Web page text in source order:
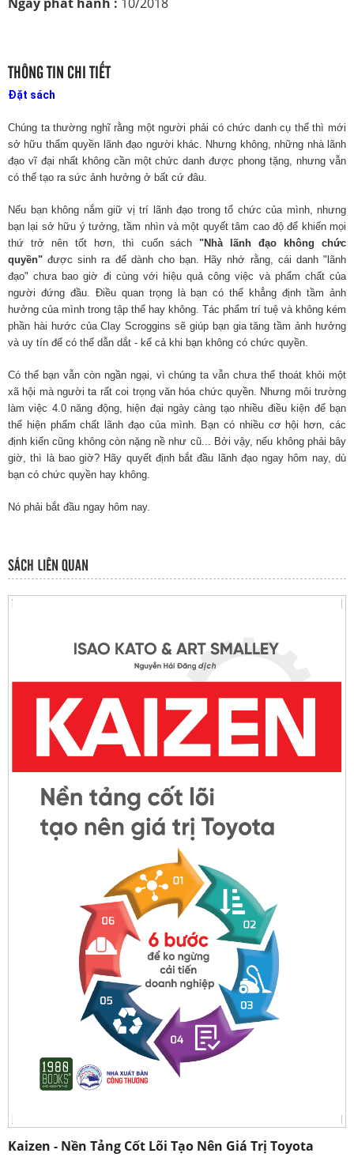
THÔNG TIN CHI TIẾT
Đặt sách
Chúng ta thường nghĩ rằng một người phải có chức danh cụ thể thì mới
sở hữu thẩm quyền lãnh đạo người khác. Nhưng không, những nhà lãnh
đạo vĩ đại nhất không cần một chức danh được phong tặng, nhưng vẫn
có thể tạo ra sức ảnh hưởng ở bất cứ đâu.
Nếu bạn không nắm giữ vị trí lãnh đạo trong tổ chức của mình, nhưng
bạn lại sở hữu ý tưởng, tầm nhìn và một quyết tâm cao độ để khiến mọi
thứ trở nên tốt hơn, thì cuốn sách"Nhà lãnh đạo không chức
quyền" được sinh ra để dành cho bạn. Hãy nhớ rằng, cái danh "lãnh
đạo" chưa bao giờ đi cùng với hiệu quả công việc và phẩm chất của
người đứng đầu. Điều quan trọng là bạn có thể khẳng định tầm ảnh
hưởng của mình trong tập thể hay không. Tác phẩm trí tuệ và không kém
phần hài hước của Clay Scroggins sẽ giúp bạn gia tăng tầm ảnh hưởng
và uy tín để có thể dẫn dắt - kể cả khi bạn không có chức quyền.
Có thể bạn vẫn còn ngần ngại, vì chúng ta vẫn chưa thể thoát khỏi một
xã hội mà người ta rất coi trọng văn hóa chức quyền. Nhưng môi trường
làm việc 4.0 năng động, hiện đại ngày càng tạo nhiều điều kiện để bạn
thể hiện phẩm chất lãnh đạo của mình. Bạn có nhiều cơ hội hơn, các
định kiến cũng không còn nặng nề như cũ... Bởi vậy, nếu không phải bây
giờ, thì là bao giờ? Hãy quyết định bắt đầu lãnh đạo ngay hôm nay, dù
bạn có chức quyền hay không.
Nó phải bắt đầu ngay hôm nay.
SÁCH LIÊN QUAN
Kaizen - Nền Tảng Cốt Lõi Tạo Nên Giá Trị Toyota